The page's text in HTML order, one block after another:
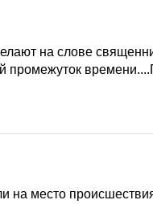
на слове
промежуток
на место